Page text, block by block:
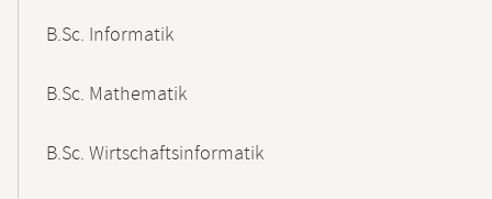
B.Sc. Informatik
B.Sc. Mathematik
B.Sc. Wirtschaftsinformatik